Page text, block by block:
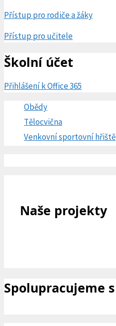
Přístup pro rodiče a žáky
Přístup pro učitele
Školní účet
Přihlášení k Office 365
Obědy
Tělocvična
Venkovní sportovní hřiště
Naše projekty
Spolupracujeme s